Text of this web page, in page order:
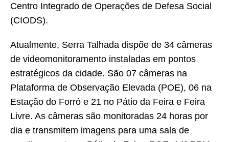
Centro Integrado de Operações de Defesa Social
(CIODS).
Atualmente, Serra Talhada dispõe de 34 câmeras
de videomonitoramento instaladas em pontos
estratégicos da cidade. São 07 câmeras na
Plataforma de Observação Elevada (POE), 06 na
Estação do Forró e 21 no Pátio da Feira e Feira
Livre. As câmeras são monitoradas 24 horas por
dia e transmitem imagens para uma sala de